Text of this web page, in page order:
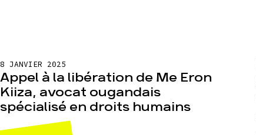
8 JANVIER 2025
Appel à la libération de Me Eron
Kiiza, avocat ougandais
spécialisé en droits humains